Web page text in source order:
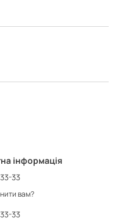
інформація
33
вам?
33